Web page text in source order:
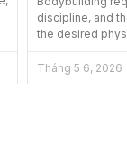
discipline, and
the desired
Tháng 5 6, 2026